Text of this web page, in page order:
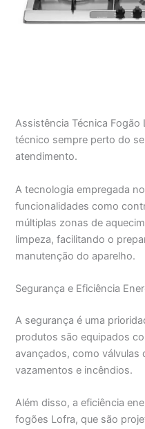
Assistência Técnica Fogão
técnico sempre perto do
atendimento.
A tecnologia empregada
funcionalidades como
múltiplas zonas de
limpeza, facilitando o
manutenção do aparelho.
Segurança e Eficiência
A segurança é uma
produtos são equipados
avançados, como válvulas
vazamentos e incêndios.
Além disso, a eficiência
fogões Lofra, que são